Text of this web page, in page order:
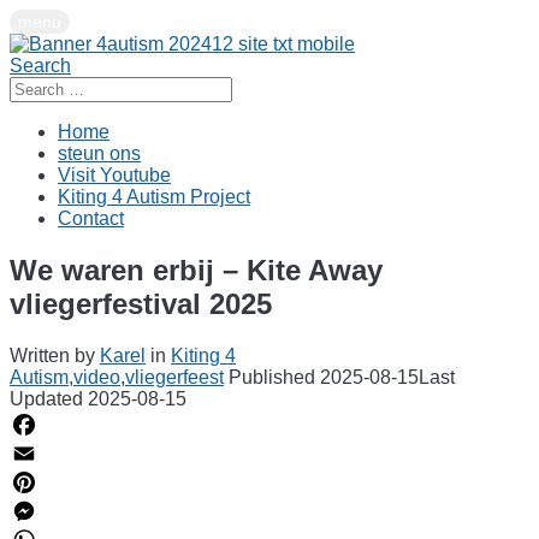
to
content
Search
Search
for:
Home
steun ons
Visit Youtube
Kiting 4 Autism Project
Contact
We waren erbij – Kite Away
vliegerfestival 2025
Written by Karel in Kiting 4
Autism,video,vliegerfeest Published 2025-08-15Last
Updated 2025-08-15
Facebook
Email
Pinterest